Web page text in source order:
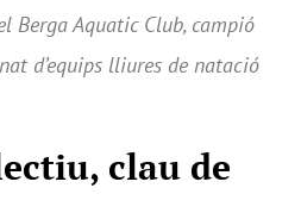
Berga Aquatic Club, campió
d’equips lliures de natació
clau de